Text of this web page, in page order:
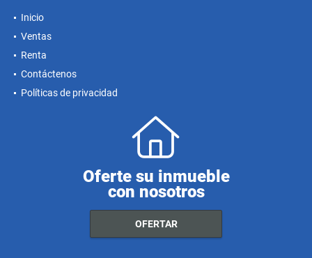
Inicio
Ventas
Renta
Contáctenos
Oferte su inmueble
con nosotros
OFERTAR